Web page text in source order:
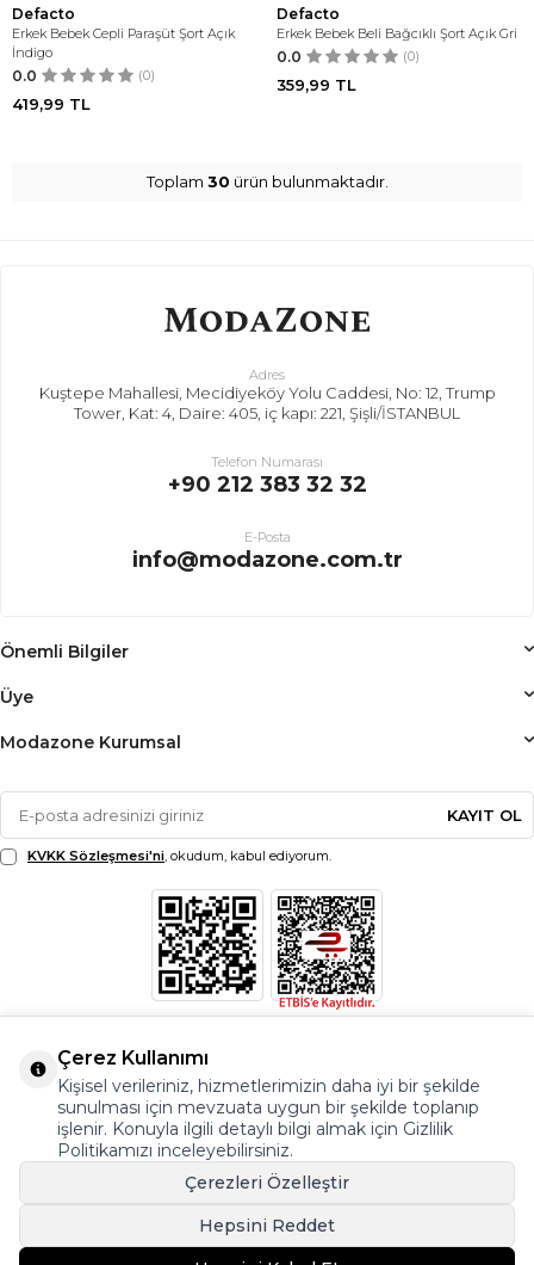
Defacto
Erkek Bebek Cepli Paraşüt Şort Açık
İndigo
0.0 (0)
419,99 TL
Defacto
Erkek Bebek Beli Bağcıklı Şort Açık Gri
0.0 (0)
359,99 TL
Toplam 30 ürün bulunmaktadır.
Adres
Kuştepe Mahallesi, Mecidiyeköy Yolu Caddesi, No: 12, Trump
Tower, Kat: 4, Daire: 405, iç kapı: 221, Şişli/İSTANBUL
Telefon Numarası
+90 212 383 32 32
E-Posta
info@modazone.com.tr
Önemli Bilgiler
Üye
Modazone Kurumsal
KAYIT OL
KVKK Sözleşmesi'ni, okudum, kabul ediyorum.
Çerez Kullanımı
Kişisel verileriniz, hizmetlerimizin daha iyi bir şekilde
sunulması için mevzuata uygun bir şekilde toplanıp
işlenir. Konuyla ilgili detaylı bilgi almak için Gizlilik
Politikamızı inceleyebilirsiniz.
Çerezleri Özelleştir
Hepsini Reddet